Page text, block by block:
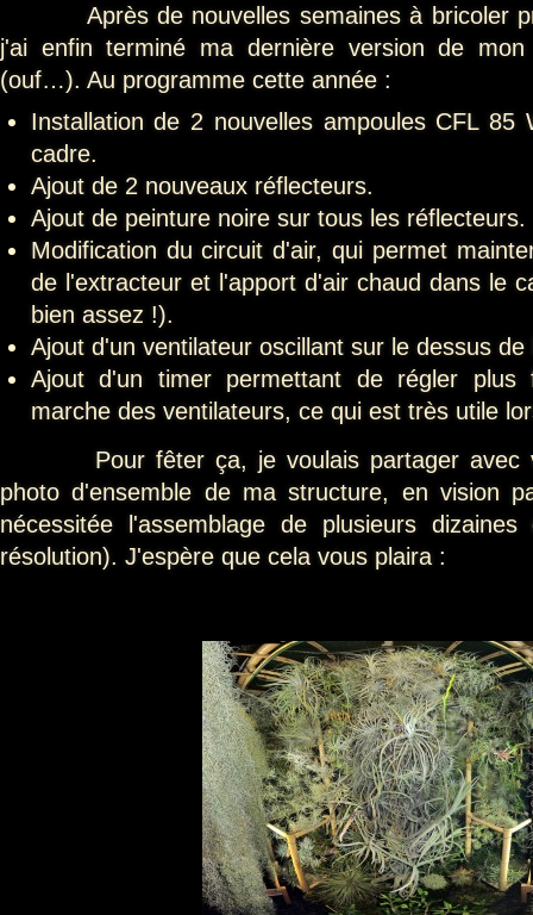
Après de nouvelles semaines à bricoler
j'ai enfin terminé ma dernière version de
(ouf…). Au programme cette année :
Installation de 2 nouvelles ampoules CFL 85
cadre.
Ajout de 2 nouveaux réflecteurs.
Ajout de peinture noire sur tous les réflecteurs.
Modification du circuit d'air, qui permet
de l'extracteur et l'apport d'air chaud dans le
bien assez !).
Ajout d'un ventilateur oscillant sur le dessus
Ajout d'un timer permettant de régler plus
marche des ventilateurs, ce qui est très utile
Pour fêter ça, je voulais partager avec
photo d'ensemble de ma structure, en vision
nécessitée l'assemblage de plusieurs
résolution). J'espère que cela vous plaira :